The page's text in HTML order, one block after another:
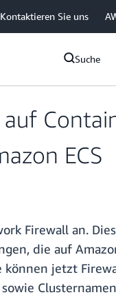
Kontaktieren Sie uns
Suche
ECS
Firewall an.
die auf
können jetzt